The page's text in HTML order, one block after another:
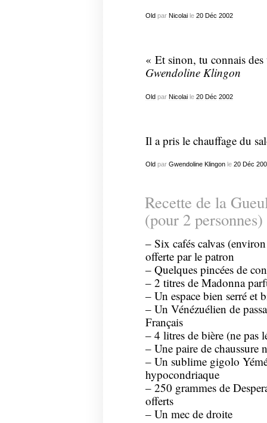
Oldpar Nicolaile 20 Déc 2002
« Et sinon, tu connais
Gwendoline Klingon
Oldpar Nicolaile 20 Déc 2002
Il a pris le chauffage du
Old par Gwendoline Klingonle 20 Déc
Recette de la
(pour 2 personnes)
– Six cafés calvas
offerte par le patron
– Quelques pincées de
– 2 titres de Madonna
– Un espace bien serré et
– Un Vénézuélien de
Français
– 4 litres de bière (ne pas
– Une paire de chaussure
– Un sublime gigolo
hypocondriaque
– 250 grammes de
offerts
– Un mec de droite